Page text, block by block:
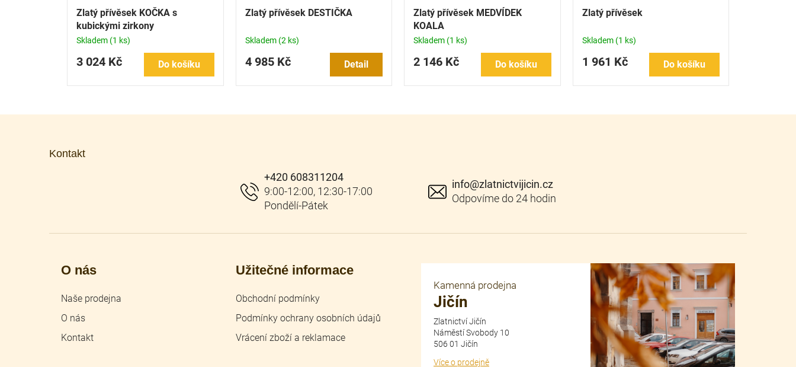
Zlatý přívěsek KOČKA s
kubickými zirkony
Skladem (1 ks)
3 024 Kč Do košíku
Zlatý přívěsek DESTIČKA
Skladem (2 ks)
4 985 Kč Detail
Zlatý přívěsek MEDVÍDEK
KOALA
Skladem (1 ks)
2 146 Kč Do košíku
Zlatý přívěsek
Skladem (1 ks)
1 961 Kč Do košíku
Kontakt
info@zlatnictvijicin.cz
+420 608311204
O nás
Naše prodejna
O nás
Kontakt
Užitečné informace
Obchodní podmínky
Podmínky ochrany osobních údajů
Vrácení zboží a reklamace
Kamenná prodejna
Jičín
Zlatnictví Jičín
Náměstí Svobody 10
506 01 Jičín
Více o prodejně